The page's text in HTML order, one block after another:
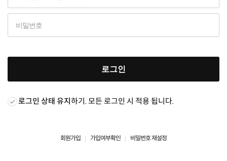
로그인
로그인 상태 유지하기. 모든 로그인 시 적용 됩니다.
회원가입 가입여부확인 비밀번호 재설정